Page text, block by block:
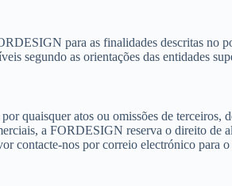
para as finalidades descritas
segundo as orientações das entidades
quaisquer atos ou omissões de terceiros,
a FORDESIGN reserva o direito de
contacte-nos por correio electrónico para